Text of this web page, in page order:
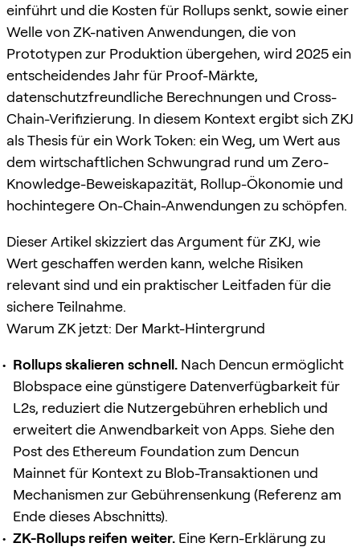
einführt und die Kosten für Rollups senkt, sowie einer
Welle von ZK-nativen Anwendungen, die von
Prototypen zur Produktion übergehen, wird 2025 ein
entscheidendes Jahr für Proof-Märkte,
datenschutzfreundliche Berechnungen und Cross-
Chain-Verifizierung. In diesem Kontext ergibt sich ZKJ
als Thesis für ein Work Token: ein Weg, um Wert aus
dem wirtschaftlichen Schwungrad rund um Zero-
Knowledge-Beweiskapazität, Rollup-Ökonomie und
hochintegere On-Chain-Anwendungen zu schöpfen.
Dieser Artikel skizziert das Argument für ZKJ, wie
Wert geschaffen werden kann, welche Risiken
relevant sind und ein praktischer Leitfaden für die
sichere Teilnahme.
Warum ZK jetzt: Der Markt-Hintergrund
Rollups skalieren schnell. Nach Dencun ermöglicht
Blobspace eine günstigere Datenverfügbarkeit für
L2s, reduziert die Nutzergebühren erheblich und
erweitert die Anwendbarkeit von Apps. Siehe den
Post des Ethereum Foundation zum Dencun
Mainnet für Kontext zu Blob-Transaktionen und
Mechanismen zur Gebührensenkung (Referenz am
Ende dieses Abschnitts).
ZK-Rollups reifen weiter. Eine Kern-Erklärung zu